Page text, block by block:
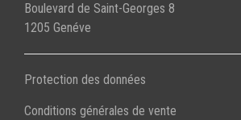
Boulevard de Saint-Georges 8
1205 Genéve
Protection des données
Conditions générales de vente